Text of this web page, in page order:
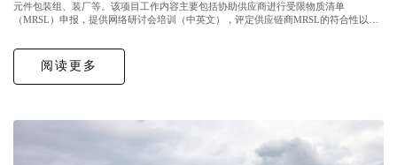
元件包装组、装厂等。该项目工作内容主要包括协助供应商进行受限物质清单
（MRSL）申报，提供网络研讨会培训（中英文），评定供应链商MRSL的符合性以及
阅读更多